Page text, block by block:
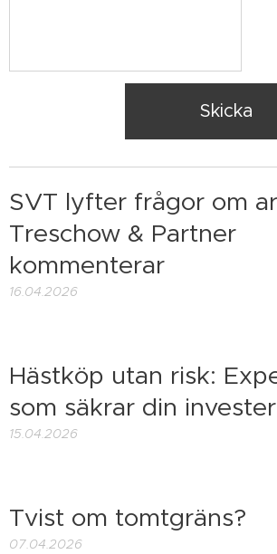
Skicka
SVT lyfter frågor om
Treschow & Partner
kommenterar
16.04.2026
Hästköp utan risk:
som säkrar din
15.04.2026
Tvist om tomtgräns?
07.04.2026